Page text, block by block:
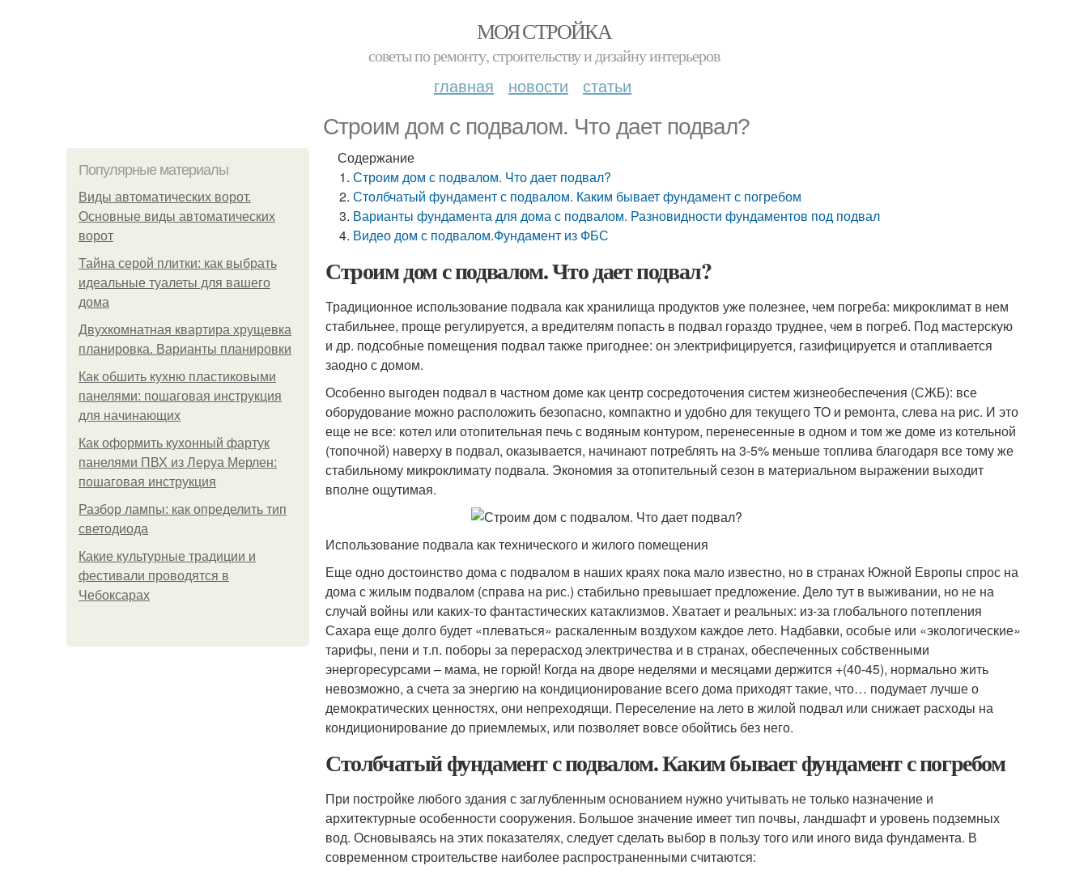
МОЯ СТРОЙКА
советы по ремонту, строительству и дизайну интерьеров
главная новости статьи
Строим дом с подвалом. Что дает подвал?
Популярные материалы
Виды автоматических ворот.
Основные виды автоматических
ворот
Тайна серой плитки: как выбрать
идеальные туалеты для вашего
дома
Двухкомнатная квартира хрущевка
планировка. Варианты планировки
Как обшить кухню пластиковыми
панелями: пошаговая инструкция
для начинающих
Как оформить кухонный фартук
панелями ПВХ из Леруа Мерлен:
пошаговая инструкция
Разбор лампы: как определить тип
светодиода
Какие культурные традиции и
фестивали проводятся в
Чебоксарах
Содержание
Строим дом с подвалом. Что дает подвал?
Столбчатый фундамент с подвалом. Каким бывает фундамент с погребом
Варианты фундамента для дома с подвалом. Разновидности фундаментов под подвал
Видео дом с подвалом.Фундамент из ФБС
Строим дом с подвалом. Что дает подвал?
Традиционное использование подвала как хранилища продуктов уже полезнее, чем погреба: микроклимат в нем
стабильнее, проще регулируется, а вредителям попасть в подвал гораздо труднее, чем в погреб. Под мастерскую
и др. подсобные помещения подвал также пригоднее: он электрифицируется, газифицируется и отапливается
заодно с домом.
Особенно выгоден подвал в частном доме как центр сосредоточения систем жизнеобеспечения (СЖБ): все
оборудование можно расположить безопасно, компактно и удобно для текущего ТО и ремонта, слева на рис. И это
еще не все: котел или отопительная печь с водяным контуром, перенесенные в одном и том же доме из котельной
(топочной) наверху в подвал, оказывается, начинают потреблять на 3-5% меньше топлива благодаря все тому же
стабильному микроклимату подвала. Экономия за отопительный сезон в материальном выражении выходит
вполне ощутимая.
Использование подвала как технического и жилого помещения
Еще одно достоинство дома с подвалом в наших краях пока мало известно, но в странах Южной Европы спрос на
дома с жилым подвалом (справа на рис.) стабильно превышает предложение. Дело тут в выживании, но не на
случай войны или каких-то фантастических катаклизмов. Хватает и реальных: из-за глобального потепления
Сахара еще долго будет «плеваться» раскаленным воздухом каждое лето. Надбавки, особые или «экологические»
тарифы, пени и т.п. поборы за перерасход электричества и в странах, обеспеченных собственными
энергоресурсами – мама, не горюй! Когда на дворе неделями и месяцами держится +(40-45), нормально жить
невозможно, а счета за энергию на кондиционирование всего дома приходят такие, что… подумает лучше о
демократических ценностях, они непреходящи. Переселение на лето в жилой подвал или снижает расходы на
кондиционирование до приемлемых, или позволяет вовсе обойтись без него.
Столбчатый фундамент с подвалом. Каким бывает фундамент с погребом
При постройке любого здания с заглубленным основанием нужно учитывать не только назначение и
архитектурные особенности сооружения. Большое значение имеет тип почвы, ландшафт и уровень подземных
вод. Основываясь на этих показателях, следует сделать выбор в пользу того или иного вида фундамента. В
современном строительстве наиболее распространенными считаются: